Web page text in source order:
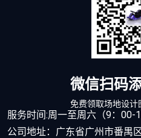
微信扫码
免费领取场地设计
服务时间:周一至周六（9：00-
公司地址：广东省广州市番禺